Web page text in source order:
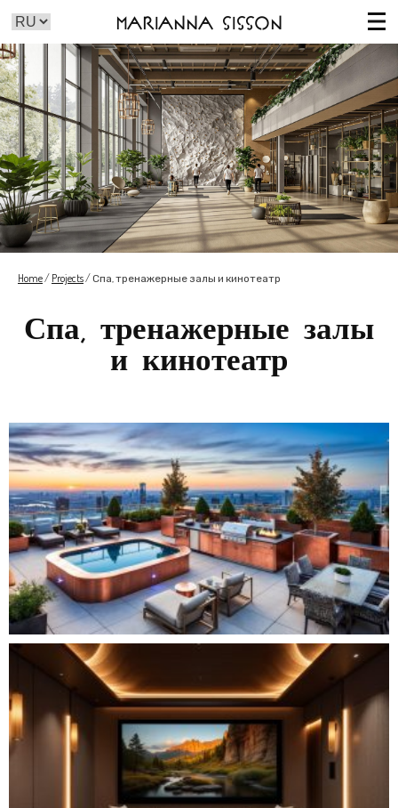
Marianna Sisson
Home/ Projects/Спа, тренажерные залы и кинотеатр
Спа, тренажерные залы
и кинотеатр